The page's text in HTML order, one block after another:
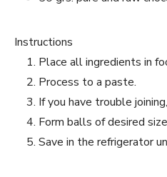
Instructions
Place all ingredients in
Process to a paste.
If you have trouble
Form balls of desired
Save in the refrigerator